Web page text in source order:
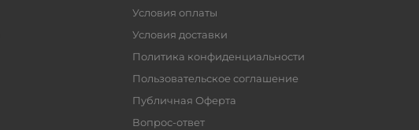
Условия оплаты
Условия доставки
Политика конфиденциальности
Пользовательское соглашение
Публичная Оферта
Вопрос-ответ